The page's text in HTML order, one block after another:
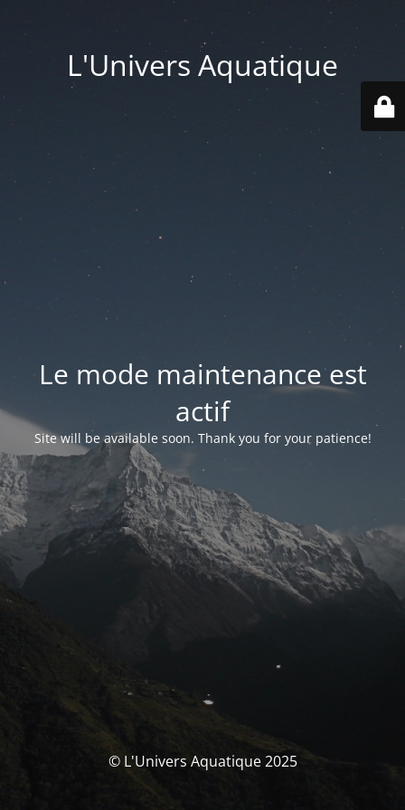
L'Univers Aquatique
Le mode maintenance est
actif
Site will be available soon. Thank you for your patience!
© L'Univers Aquatique 2025